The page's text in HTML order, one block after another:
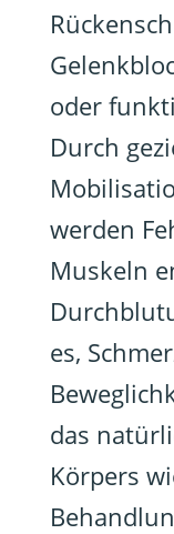
oder
Durch
werden
Muskeln
es,
das
Körpers